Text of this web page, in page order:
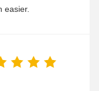
easier.